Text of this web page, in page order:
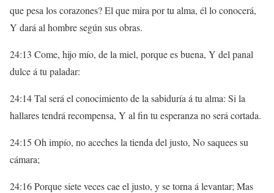
que pesa los corazones? El que mira por tu alma, él lo conocerá,
Y dará al hombre según sus obras.
24:13 Come, hijo mío, de la miel, porque es buena, Y del panal
dulce á tu paladar:
24:14 Tal será el conocimiento de la sabiduría á tu alma: Si la
hallares tendrá recompensa, Y al fin tu esperanza no será cortada.
24:15 Oh impío, no aceches la tienda del justo, No saquees su
cámara;
24:16 Porque siete veces cae el justo, y se torna á levantar; Mas